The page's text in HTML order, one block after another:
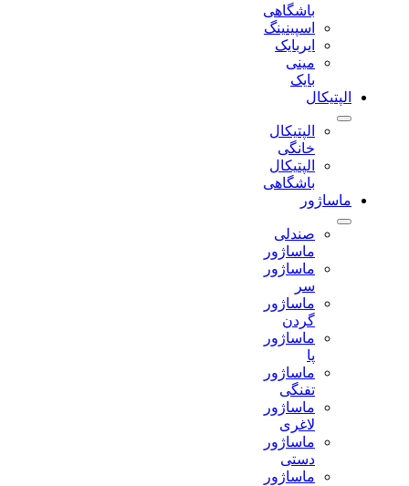
باشگاهی
اسپینینگ
ایربایک
مینی
الپتیکال
الپتیکال
خانگی
الپتیکال
باشگاهی
ماساژور
صندلی
ماساژور
ماساژور
ماساژور
ماساژور
ماساژور
تفنگی
ماساژور
لاغری
ماساژور
دستی
ماساژور